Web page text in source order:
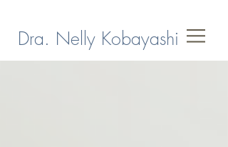
Dra. Nelly Kobayashi